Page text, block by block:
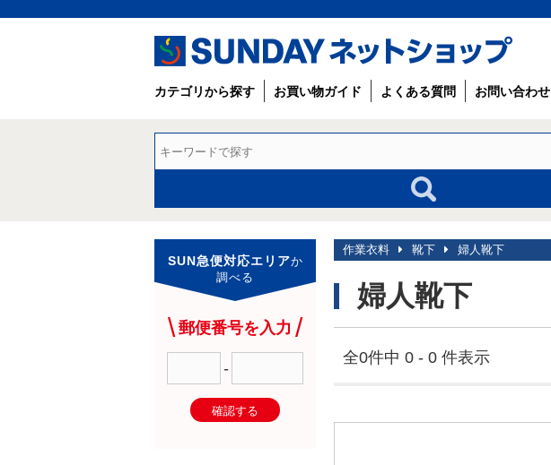
カテゴリから探す お買い物ガイド よくある質問 お問い合わせ
作業衣料 靴下 婦人靴下
婦人靴下
全0件中 0 - 0 件表示
SUN急便対応エリアか
調べる
郵便番号を入力
-
確認する